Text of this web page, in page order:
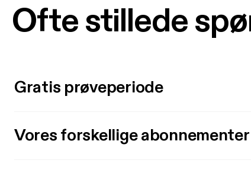
Ofte stillede
Gratis prøveperiode
Vores forskellige abonnementer